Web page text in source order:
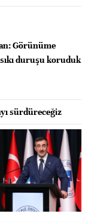
Görünüme
duruşu koruduk
sürdüreceğiz